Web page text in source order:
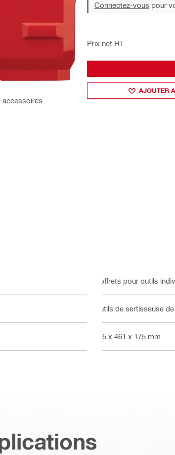
Connectez-vous pour
Prix net HT
AJOUTER
Coffrets pour outils
Outils de sertisseuse
595 x 461 x 175 mm